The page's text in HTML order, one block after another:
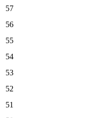
57
56
55
54
53
52
51